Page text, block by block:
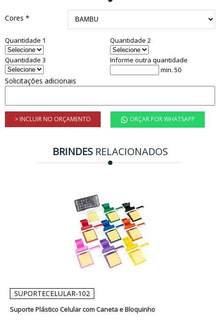
Cores *
Quantidade 1 Quantidade 2
Quantidade 3
Informe outra quantidade
min. 50
Solicitações adicionais
> INCLUIR NO ORÇAMENTO ORÇAR POR WHATSAPP
BRINDESRELACIONADOS
SUPORTECELULAR-102
Suporte Plástico Celular com Caneta e Bloquinho